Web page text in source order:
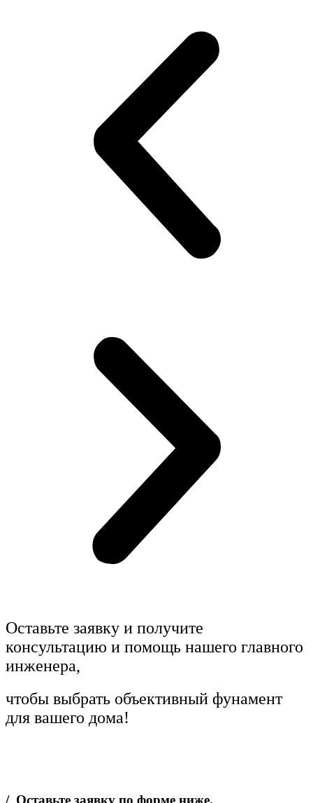
Оставьте заявку и получите
консультацию и помощь нашего главного
инженера,
чтобы выбрать объективный фунамент
для вашего дома!
/ Оставьте заявку по форме ниже.